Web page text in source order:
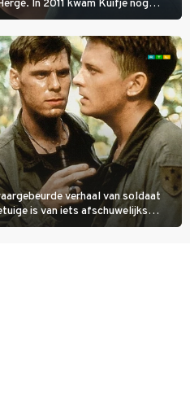
In 2011 kwam Kuifje nog
of Tintin van Steven Spielberg.
verhaal van soldaat
is van iets afschuwelijks
uit de school te klappen.